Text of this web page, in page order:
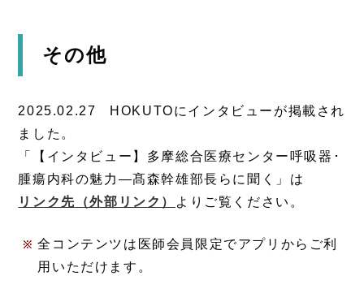
その他
2025.02.27 HOKUTOにインタビューが掲載され
ました。
「【インタビュー】多摩総合医療センター呼吸器･
腫瘍内科の魅力―髙森幹雄部長らに聞く」は
リンク先 （外部リンク） よりご覧ください。
全コンテンツは医師会員限定でアプリからご利
用いただけます。